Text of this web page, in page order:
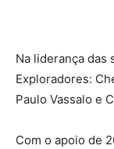
Na liderança das
Exploradores:
Paulo Vassalo e
Com o apoio de